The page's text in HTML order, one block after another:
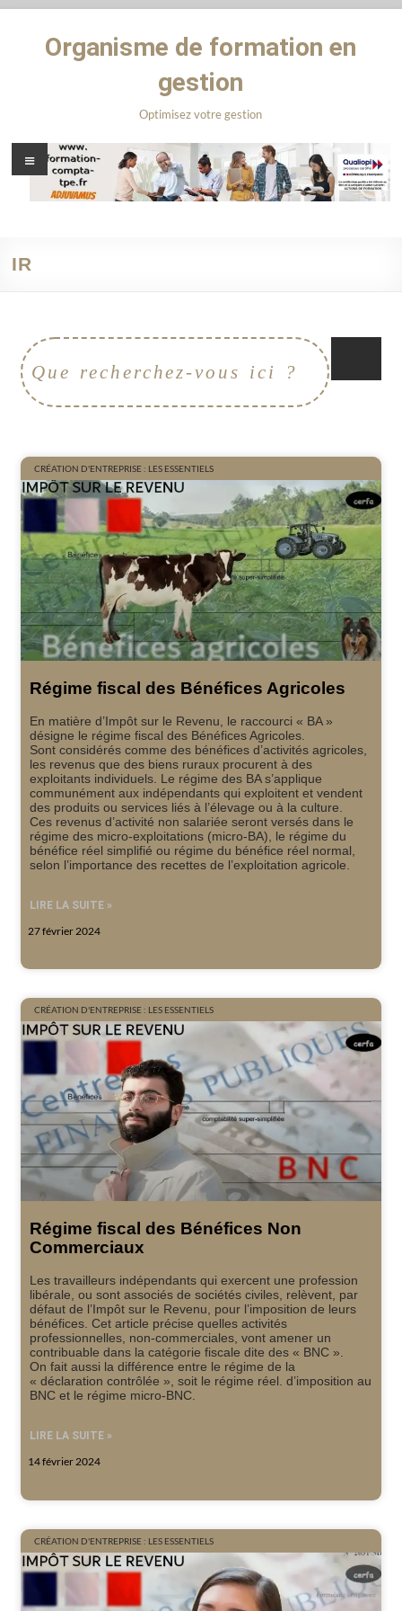
Organisme de formation en
gestion
Optimisez votre gestion
IR
CRÉATION D'ENTREPRISE : LES ESSENTIELS
Régime fiscal des Bénéfices Agricoles
En matière d’Impôt sur le Revenu, le raccourci « BA »
désigne le régime fiscal des Bénéfices Agricoles.
Sont considérés comme des bénéfices d’activités agricoles,
les revenus que des biens ruraux procurent à des
exploitants individuels. Le régime des BA s’applique
communément aux indépendants qui exploitent et vendent
des produits ou services liés à l’élevage ou à la culture.
Ces revenus d’activité non salariée seront versés dans le
régime des micro-exploitations (micro-BA), le régime du
bénéfice réel simplifié ou régime du bénéfice réel normal,
selon l’importance des recettes de l’exploitation agricole.
LIRE LA SUITE »
27 février 2024
CRÉATION D'ENTREPRISE : LES ESSENTIELS
Régime fiscal des Bénéfices Non
Commerciaux
Les travailleurs indépendants qui exercent une profession
libérale, ou sont associés de sociétés civiles, relèvent, par
défaut de l’Impôt sur le Revenu, pour l’imposition de leurs
bénéfices. Cet article précise quelles activités
professionnelles, non-commerciales, vont amener un
contribuable dans la catégorie fiscale dite des « BNC ».
On fait aussi la différence entre le régime de la
« déclaration contrôlée », soit le régime réel. d’imposition au
BNC et le régime micro-BNC.
LIRE LA SUITE »
14 février 2024
CRÉATION D'ENTREPRISE : LES ESSENTIELS